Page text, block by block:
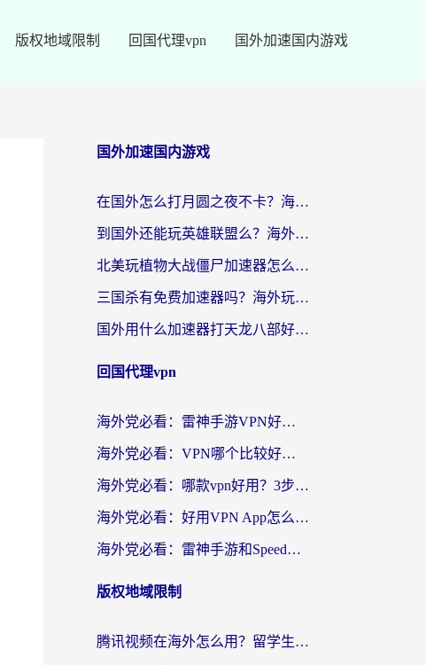
版权地域限制 回国代理vpn 国外加速国内游戏
国外加速国内游戏
在国外怎么打月圆之夜不卡？海外玩家国服游戏加速终极指南（附巴西英国游戏适配方案）
到国外还能玩英雄联盟么？海外玩家国服游戏畅玩终极指南
北美玩植物大战僵尸加速器怎么选？2026海外党必看的国服游戏加速指南
三国杀有免费加速器吗？海外玩家国服畅玩终极指南（附泰国南非专属解决方案）
国外用什么加速器打天龙八部好？2026海外玩家国服游戏加速全攻略
回国代理vpn
海外党必看：雷神手游VPN好用吗？和天速回国VPN对比哪个回国效果更好？附实用加速器选择指南
海外党必看：VPN哪个比较好用？3分钟找到适合你的回国加速方案
海外党必看：哪款vpn好用？3步选对回国加速器，无缝刷剧玩游戏
海外党必看：好用VPN App怎么选？3步教你无缝访问国内资源
海外党必看：雷神手游和SpeedCN好用吗？3招选对回国加速器无缝刷国内资源
版权地域限制
腾讯视频在海外怎么用？留学生亲测有效的回国加速器攻略